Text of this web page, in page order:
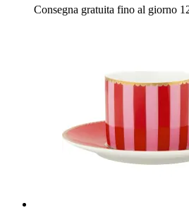
Consegna gratuita fino al giorno